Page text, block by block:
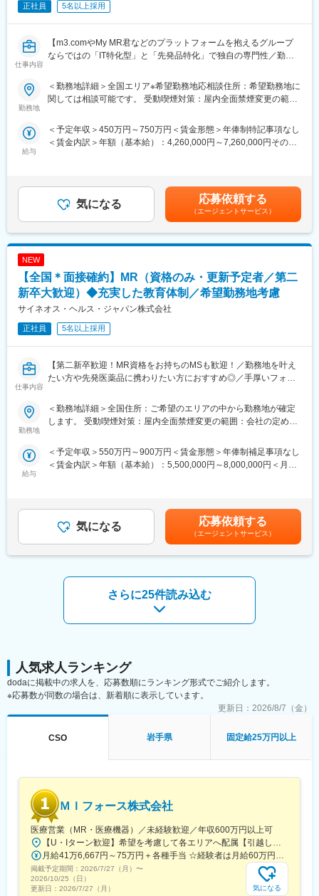
【EPファーマラインでキャリアを築くメリット】
■入社後も強力なバックアップが受けられます！
業界のご経験があっても、会社が異なれば「当たり前」も異なり
ます。
1人のプロジェクトマネージャーが管理する営業は約20名程度で
あり、相談事があればいつでも連絡できる距離感です。
長期的な視点での相談も可能です。ぜひ頼ってください。
こそ実現ができていることであり、強みの部分です。
変更の範囲：会社の定める業務
正社員 5名以上採用
仕事内容
【m3.comやMy MR君などのプラットフォームを抱えるグループ
ならではの「IT特化型」と「先発品特化」で独自の専門性／勤務
製薬企業向けのマーケティング／販促事業を展開する当社にて、
MRを募集致します。
入社後、クライアントである製薬企業でのMR活動に従事いただき
ます。
【教育研修】
製品教育、継続研修はもちろんのこと、オンコロジー領域専門研
修、ハイブリッドMR研修、
ビジネススキル研修、IT研修（エクセル、ｍｙMR君）等特徴的な
【当社について】
当社はエムスリーグループのであり、現在はCSO事業とメディカ
ルマーケター事業の2つの事業を柱にビジネスを展開しています。
【当社CSO事業の特徴】
■先発品特化型
先発品を扱うPJTをメインで受注しているため、基本的には入社
後2ndPJT以降も先発品の経験を積み、MRとして専門性を磨くこ
■IT特化型
PJTによってリモートMRという形態があることはもちろん、それ
例えば、効果的なリモートディテールの研修は全員受講頂くこと
が出来、そのほかにもmyMR君などのシステムを戦略的に活用す
変更の範囲：会社の定める業務
勤務地
＜勤務地詳細＞全国エリア※希望勤務地応相談住所：希望勤務地に
関しては相談可能です。 受動喫煙対策：屋内全面禁煙変更の範
給与
＜予定年収＞450万円～750万円＜賃金形態＞年俸制特記事項なし
＜賃金内訳＞年額（基本給）：4,260,000円～7,260,000円その他
回・諸手当：MR手当（上記に含む）、外勤日当 ※各種手当は就
業規則に則る・その他：車両、iPad、PC/携帯貸与 （プロジェク
トによる）賃金はあくまでも目安の金額であり、選考を通じて上
下する可能性があります。月給(月額)は固定手当を含めた表記で
す。
気になる 応募依頼する
（エージェントサービス）
NEW
【全国＊面接確約】MR（資格のみ・更新予定者／第二
新卒大歓迎）◆充実した教育体制／希望勤務地考慮
サイネオス・ヘルス・ジャパン株式会社
正社員 5名以上採用
仕事内容
【第二新卒歓迎！MR資格をお持ちのMSも歓迎！／勤務地を叶え
たい方や先発医薬品に携わりたい方におすすめ◎／手厚いフォロ
【はじめに】
MR資格をお持ちの方（MRの実務未経験OK）をお待ちしておりま
浅い方もMRとしてスキルが身に着く環境です。外資製薬メーカー
やバイオベンチャーとの繋がりが強く最先端の医薬品に携われる
■充実したサポート体制：
配属後は担当マネージャーが丁寧に支援します。日々の仕事の悩
みや、キャリア形成の相談等、伴走者として活躍をサポートしま
す。また知識・スキルレベルを上げるために様々な研修をご用意
■エリアを跨ぐ転勤なし：
初任地希望だけでなく、エリアを跨いでの転勤はございません。
2ndプロジェクト以降も希望や適性に応じて、アサインを検討い
■明確な評価制度：
自身の成果や頑張りが客観的に評価され、年収に反映されます。
また、在籍年数が増えると永年勤続報奨金や四半期一時金などの
手当もアップします。つまり、やりがいや努力がきちんと報われ
【キャリアパス】
ーからオファーを受けた場合、メーカーに転籍することも可能で
チャレンジしたい場合は断ることもできます。また、定期的な面
談を通じて、その時々に応じたプロジェクトを提示するなどフレ
キシブルにキャリアが形成できます。その他、本社部門（マネー
ジャー、研修部門など）への道もあります。
【業務内容】
大手製薬会社などを中心としたクライアントのプロジェクトへの
配属です。担当エリアの医療機関（開業医、病院）を訪問して、
医師、薬剤師に課題解決するための医薬品情報を提供、副作用情
勤務地
＜勤務地詳細＞全国住所：ご希望のエリアの中から勤務地が確定
します。 受動喫煙対策：屋内全面禁煙変更の範囲：会社の定める
給与
＜予定年収＞550万円～900万円＜賃金形態＞年俸制補足事項なし
＜賃金内訳＞年額（基本給）：5,500,000円～8,000,000円＜月額
支給）※ただし支給条件があります賃金はあくまでも目安の金額で
あり、選考を通じて上下する可能性があります。月給(月額)は固定
気になる 応募依頼する
（エージェントサービス）
さらに25件読み込む
人気求人ランキング
dodaに掲載中の求人を、応募数順にランキング形式でご紹介します。
※応募数が同数の場合は、新着順に表示しています。
更新日： 2026/8/7（金）
CSO 岩手県 固定給25万円以上
ＭＩフォース株式会社
医療営業（MR・医療機器）／未経験歓迎／年収600万円以上可
掲載予定期間： 2026/7/27（月） 〜
2026/10/25（日）
更新日： 2026/7/27（月） 気になる